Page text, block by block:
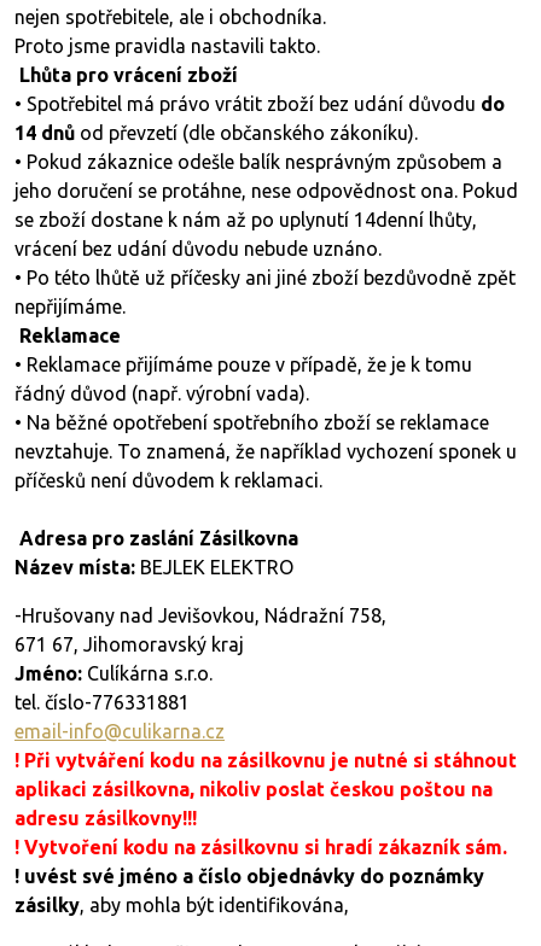
nejen spotřebitele, ale i obchodníka.
Proto jsme pravidla nastavili takto.
Lhůta pro vrácení zboží
• Spotřebitel má právo vrátit zboží bez udání důvodu do
14 dnů od převzetí (dle občanského zákoníku).
• Pokud zákaznice odešle balík nesprávným způsobem a
jeho doručení se protáhne, nese odpovědnost ona. Pokud
se zboží dostane k nám až po uplynutí 14denní lhůty,
vrácení bez udání důvodu nebude uznáno.
• Po této lhůtě už příčesky ani jiné zboží bezdůvodně zpět
nepřijímáme.
Reklamace
• Reklamace přijímáme pouze v případě, že je k tomu
řádný důvod (např. výrobní vada).
• Na běžné opotřebení spotřebního zboží se reklamace
nevztahuje. To znamená, že například vychození sponek u
příčesků není důvodem k reklamaci.
Adresa pro zaslání Zásilkovna
Název místa: BEJLEK ELEKTRO
-Hrušovany nad Jevišovkou, Nádražní 758,
671 67, Jihomoravský kraj
Jméno: Culíkárna s.r.o.
tel. číslo-776331881
email-info@culikarna.cz
! Při vytváření kodu na zásilkovnu je nutné si stáhnout
aplikaci zásilkovna, nikoliv poslat českou poštou na
adresu zásilkovny!!!
! Vytvoření kodu na zásilkovnu si hradí zákazník sám.
! uvést své jméno a číslo objednávky do poznámky
zásilky, aby mohla být identifikována,